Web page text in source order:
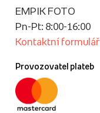
EMPIK FOTO
Pn-Pt: 8:00-16:00
Kontaktní formulář
Provozovatel plateb